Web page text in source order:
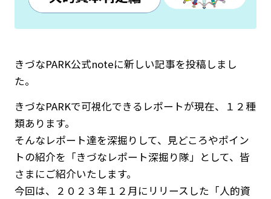
きづなPARK公式noteに新しい記事を投稿しまし
た。
きづなPARKで可視化できるレポートが現在、１２種
類あります。
そんなレポート達を深掘りして、見どころやポイン
トの紹介を「きづなレポート深掘り隊」として、皆
さまにご紹介いたします。
今回は、２０２３年１２月にリリースした「人的資